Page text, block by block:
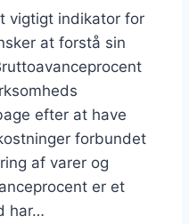
vigtigt indikator for
at forstå sin
efter at have
forbundet
af varer og
er et
har…